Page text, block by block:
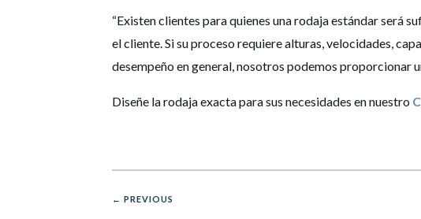
“Existen clientes para quienes una rodaja estándar será
el cliente. Si su proceso requiere alturas, velocidades,
desempeño en general, nosotros podemos proporcionar
Diseñe la rodaja exacta para sus necesidades en nuestro
← PREVIOUS